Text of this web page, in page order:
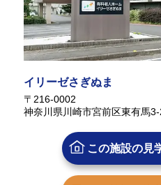
イリーゼさぎぬま
〒216-0002
神奈川県川崎市宮前区東有馬
この施設の見